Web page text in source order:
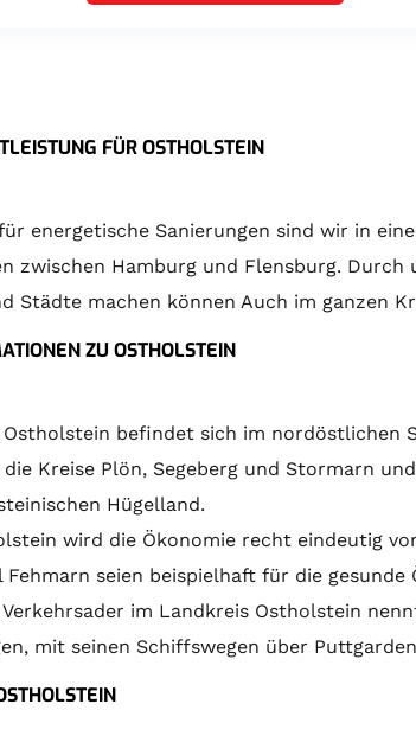
FÜR OSTHOLSTEIN
energetische Sanierungen sind wir in
zwischen Hamburg und Flensburg.
Städte machen können Auch im ganzen
ZU OSTHOLSTEIN
Ostholstein befindet sich im nordöstlichen
Kreise Plön, Segeberg und Stormarn
Hügelland.
wird die Ökonomie recht eindeutig
Fehmarn seien beispielhaft für die
im Landkreis Ostholstein
mit seinen Schiffswegen über